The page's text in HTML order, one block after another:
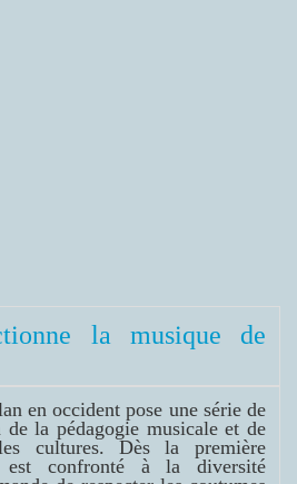
la musique de
en occident pose une série de
la pédagogie musicale et de
cultures. Dès la première
est confronté à la diversité